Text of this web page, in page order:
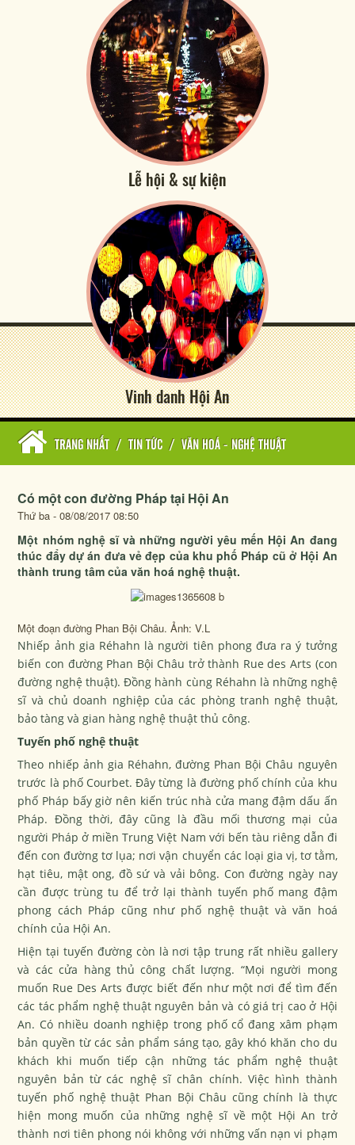
Lễ hội & sự kiện
Vinh danh Hội An
TRANG NHẤT / TIN TỨC / VĂN HOÁ - NGHỆ THUẬT
Có một con đường Pháp tại Hội An
Thứ ba - 08/08/2017 08:50
Một nhóm nghệ sĩ và những người yêu mến Hội An đang
thúc đẩy dự án đưa vẻ đẹp của khu phố Pháp cũ ở Hội An
thành trung tâm của văn hoá nghệ thuật.
Một đoạn đường Phan Bội Châu. Ảnh: V.L
Nhiếp ảnh gia Réhahn là người tiên phong đưa ra ý tưởng
biến con đường Phan Bội Châu trở thành Rue des Arts (con
đường nghệ thuật). Đồng hành cùng Réhahn là những nghệ
sĩ và chủ doanh nghiệp của các phòng tranh nghệ thuật,
bảo tàng và gian hàng nghệ thuật thủ công.
Tuyến phố nghệ thuật
Theo nhiếp ảnh gia Réhahn, đường Phan Bội Châu nguyên
trước là phố Courbet. Đây từng là đường phố chính của khu
phố Pháp bấy giờ nên kiến trúc nhà cửa mang đậm dấu ấn
Pháp. Đồng thời, đây cũng là đầu mối thương mại của
người Pháp ở miền Trung Việt Nam với bến tàu riêng dẫn đi
đến con đường tơ lụa; nơi vận chuyển các loại gia vị, tơ tằm,
hạt tiêu, mật ong, đồ sứ và vải bông. Con đường ngày nay
cần được trùng tu để trở lại thành tuyến phố mang đậm
phong cách Pháp cũng như phố nghệ thuật và văn hoá
chính của Hội An.
Hiện tại tuyến đường còn là nơi tập trung rất nhiều gallery
và các cửa hàng thủ công chất lượng. “Mọi người mong
muốn Rue Des Arts được biết đến như một nơi để tìm đến
các tác phẩm nghệ thuật nguyên bản và có giá trị cao ở Hội
An. Có nhiều doanh nghiệp trong phố cổ đang xâm phạm
bản quyền từ các sản phẩm sáng tạo, gây khó khăn cho du
khách khi muốn tiếp cận những tác phẩm nghệ thuật
nguyên bản từ các nghệ sĩ chân chính. Việc hình thành
tuyến phố nghệ thuật Phan Bội Châu cũng chính là thực
hiện mong muốn của những nghệ sĩ về một Hội An trở
thành nơi tiên phong nói không với những vấn nạn vi phạm